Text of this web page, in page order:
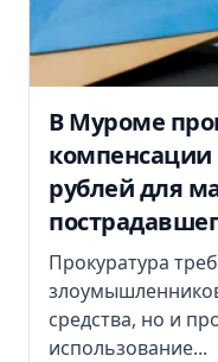
В Муроме
рублей для
Прокуратура
средства, но и
использование...